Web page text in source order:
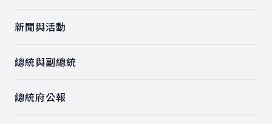
新聞與活動
總統與副總統
總統府公報